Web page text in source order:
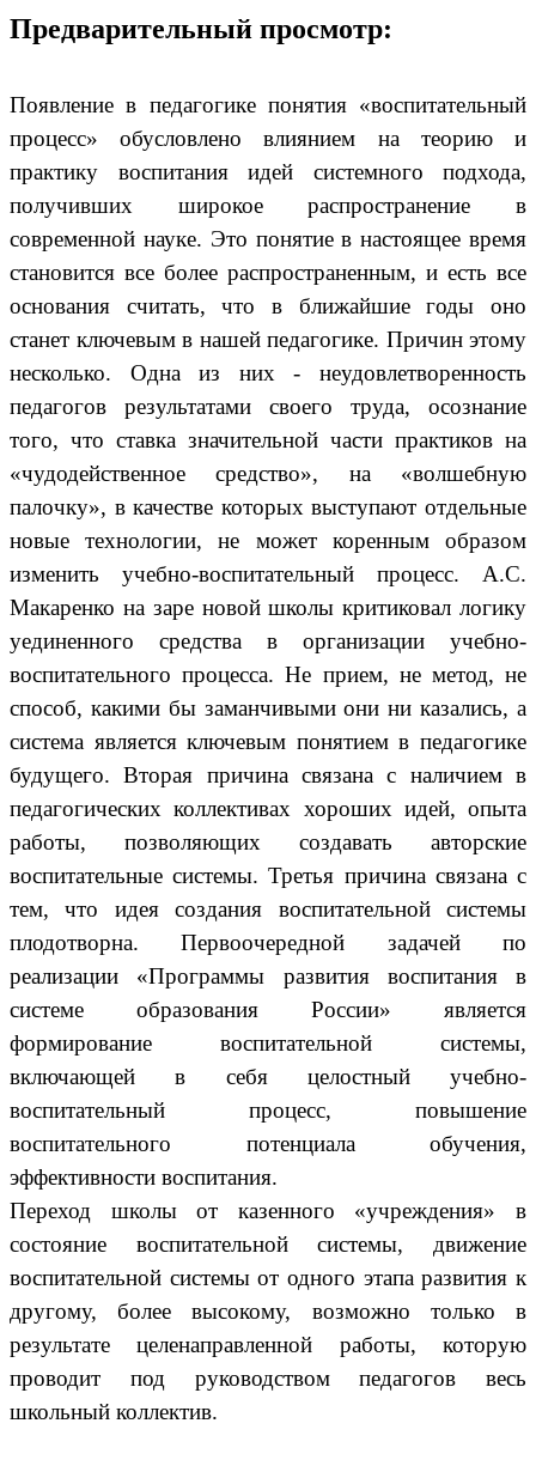
Предварительный просмотр:
Появление в педагогике понятия «воспитательный
процесс» обусловлено влиянием на теорию и
практику воспитания идей системного подхода,
получивших широкое распространение в
современной науке. Это понятие в настоящее время
становится все более распространенным, и есть все
основания считать, что в ближайшие годы оно
станет ключевым в нашей педагогике. Причин этому
несколько. Одна из них - неудовлетворенность
педагогов результатами своего труда, осознание
того, что ставка значительной части практиков на
«чудодейственное средство», на «волшебную
палочку», в качестве которых выступают отдельные
новые технологии, не может коренным образом
изменить учебно-воспитательный процесс. А.С.
Макаренко на заре новой школы критиковал логику
уединенного средства в организации учебно-
воспитательного процесса. Не прием, не метод, не
способ, какими бы заманчивыми они ни казались, а
система является ключевым понятием в педагогике
будущего. Вторая причина связана с наличием в
педагогических коллективах хороших идей, опыта
работы, позволяющих создавать авторские
воспитательные системы. Третья причина связана с
тем, что идея создания воспитательной системы
плодотворна. Первоочередной задачей по
реализации «Программы развития воспитания в
системе образования России» является
формирование воспитательной системы,
включающей в себя целостный учебно-
воспитательный процесс, повышение
воспитательного потенциала обучения,
эффективности воспитания.
Переход школы от казенного «учреждения» в
состояние воспитательной системы, движение
воспитательной системы от одного этапа развития к
другому, более высокому, возможно только в
результате целенаправленной работы, которую
проводит под руководством педагогов весь
школьный коллектив.